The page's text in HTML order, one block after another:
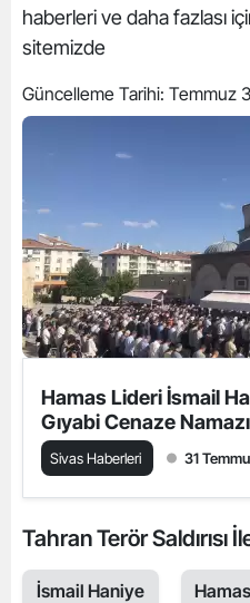
haberleri ve daha fazlası
sitemizde
Güncelleme Tarihi: Temmuz
Hamas Lideri İsmail
Gıyabi Cenaze Namazı
Sivas Haberleri 31
Tahran Terör Saldırısı
İsmail Haniye